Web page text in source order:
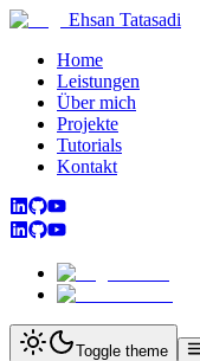
Ehsan Tatasadi
Home
Leistungen
Über mich
Projekte
Tutorials
Kontakt
Toggle theme